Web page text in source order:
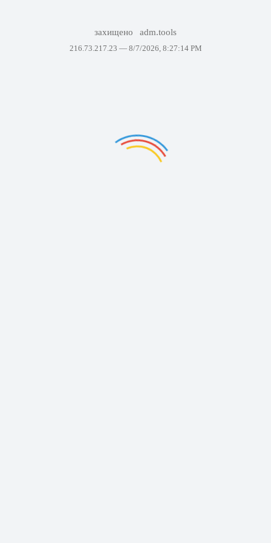
захищено adm.tools
216.73.217.23 — 8/7/2026, 8:27:14 PM